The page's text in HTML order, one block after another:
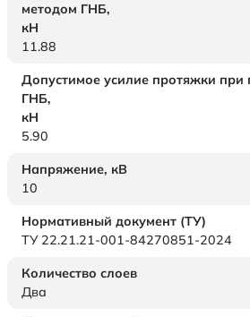
методом ГНБ,
кН
11.88
Допустимое усилие протяжки при
ГНБ,
кН
5.90
Напряжение, кВ
10
Нормативный документ (ТУ)
ТУ 22.21.21-001-84270851-2024
Количество слоев
Два